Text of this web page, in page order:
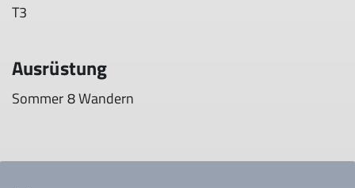
T3
Ausrüstung
Sommer 8 Wandern